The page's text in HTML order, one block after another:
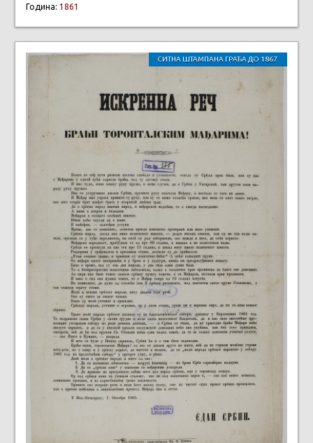
Година: 1861
СИТНА ШТАМПАНА ГРАЂА ДО 1867.